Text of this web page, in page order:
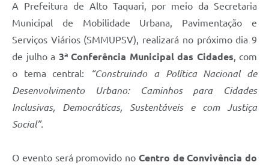
A Prefeitura de Alto Taquari, por meio da Secretaria
Municipal de Mobilidade Urbana, Pavimentação e
Serviços Viários (SMMUPSV), realizará no próximo dia 9
de julho a 3ª Conferência Municipal das Cidades, com
o tema central:
“Construindo a Política Nacional de
Desenvolvimento Urbano: Caminhos para Cidades
Inclusivas, Democráticas, Sustentáveis e com Justiça
Social”.
O evento será promovido no Centro de Convivência do